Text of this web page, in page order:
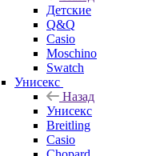
Детские
Q&Q
Casio
Moschino
Swatch
Унисекс
Назад
Унисекс
Breitling
Casio